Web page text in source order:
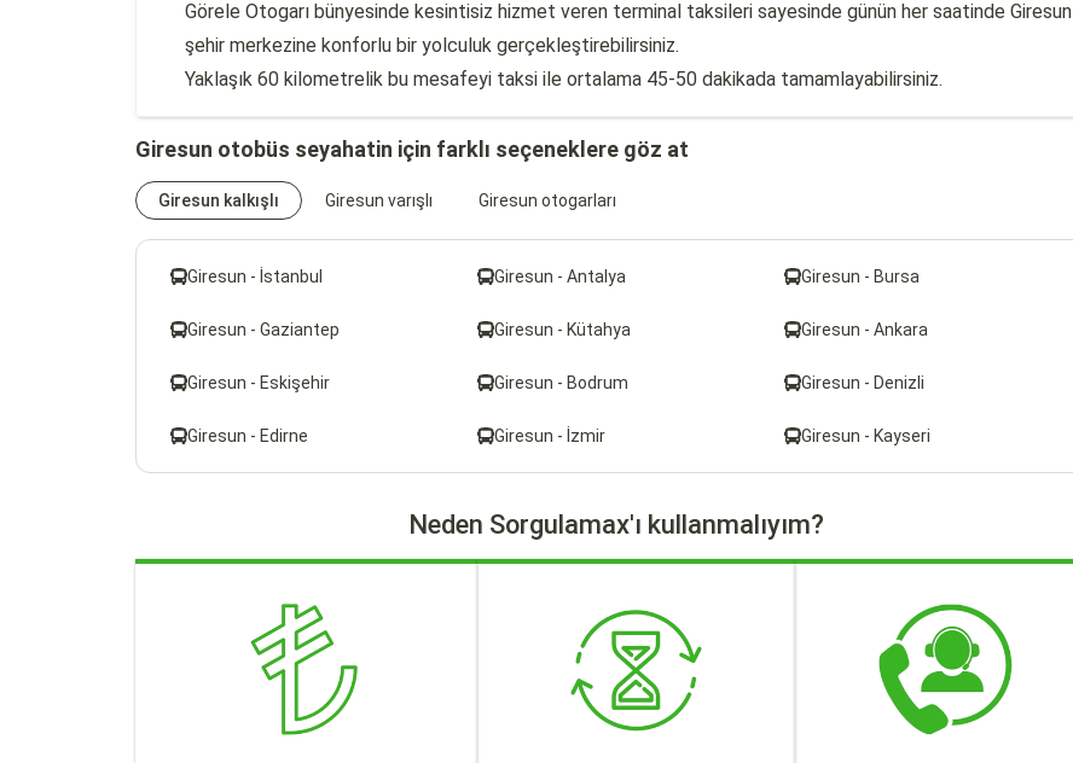
Görele Otogarı bünyesinde kesintisiz hizmet veren terminal taksileri sayesinde günün her saatinde Giresun
şehir merkezine konforlu bir yolculuk gerçekleştirebilirsiniz.
Yaklaşık 60 kilometrelik bu mesafeyi taksi ile ortalama 45-50 dakikada tamamlayabilirsiniz.
Giresun otobüs seyahatin için farklı seçeneklere göz at
Giresun kalkışlı Giresun varışlı Giresun otogarları
Giresun - İstanbul Giresun - Antalya Giresun - Bursa
Giresun - Gaziantep Giresun - Kütahya Giresun - Ankara
Giresun - Eskişehir Giresun - Bodrum Giresun - Denizli
Giresun - Edirne Giresun - İzmir Giresun - Kayseri
Neden Sorgulamax'ı kullanmalıyım?